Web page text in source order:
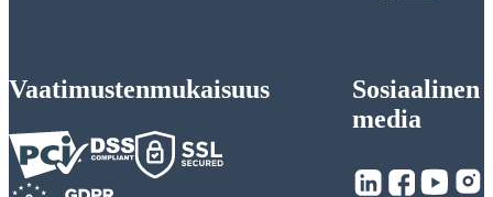
Vaatimustenmukaisuus
Sosiaalinen
media